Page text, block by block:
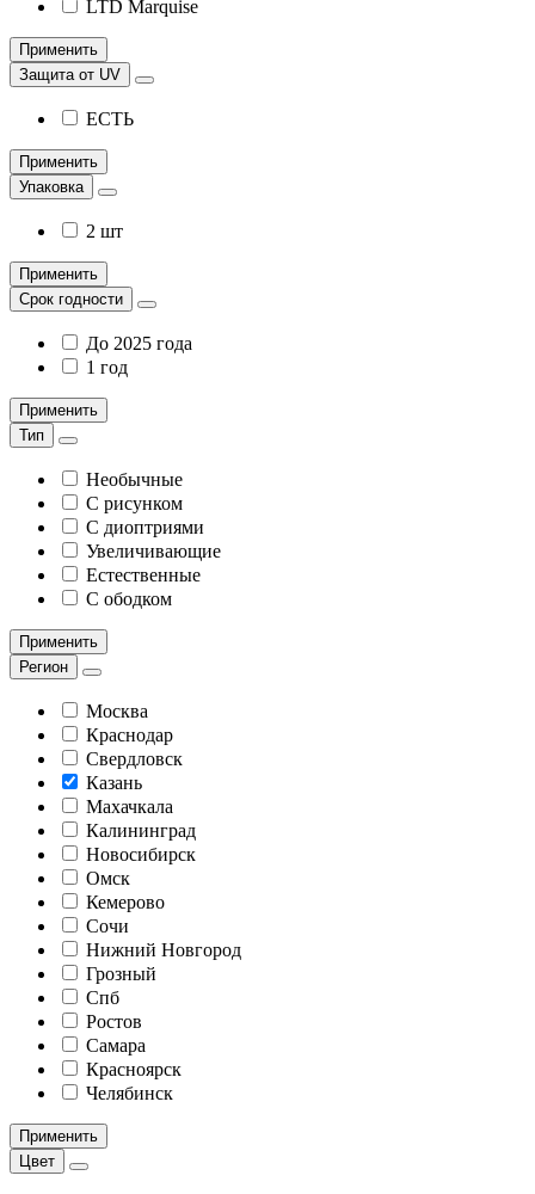
LTD Marquise
Применить
Защита от UV
ЕСТЬ
Применить
Упаковка
2 шт
Применить
Срок годности
До 2025 года
1 год
Применить
Тип
Необычные
С рисунком
С диоптриями
Увеличивающие
Естественные
С ободком
Применить
Регион
Москва
Краснодар
Свердловск
Казань
Махачкала
Калининград
Новосибирск
Омск
Кемерово
Сочи
Нижний Новгород
Грозный
Спб
Ростов
Самара
Красноярск
Челябинск
Применить
Цвет